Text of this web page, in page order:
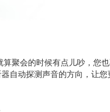
会的时候有点儿吵，您
动探测声音的方向，让您